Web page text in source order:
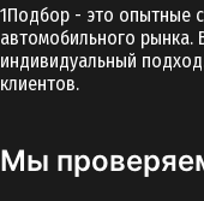
1Подбор - это опытные
автомобильного рынка.
индивидуальный
клиентов.
Мы